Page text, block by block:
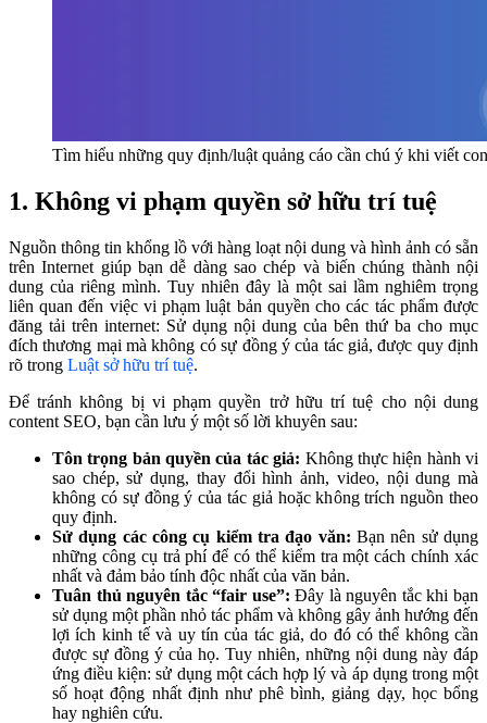
Tìm hiểu những quy định/luật quảng cáo cần chú ý khi viết
1. Không vi phạm quyền sở hữu trí tuệ
Nguồn thông tin khổng lồ với hàng loạt nội dung và hình ảnh có sẵn
trên Internet giúp bạn dễ dàng sao chép và biến chúng thành nội
dung của riêng mình. Tuy nhiên đây là một sai lầm nghiêm trọng
liên quan đến việc vi phạm luật bản quyền cho các tác phẩm được
đăng tải trên internet: Sử dụng nội dung của bên thứ ba cho mục
đích thương mại mà không có sự đồng ý của tác giả, được quy định
rõ trong Luật sở hữu trí tuệ.
Để tránh không bị vi phạm quyền trở hữu trí tuệ cho nội dung
content SEO, bạn cần lưu ý một số lời khuyên sau:
Tôn trọng bản quyền của tác giả: Không thực hiện hành vi
sao chép, sử dụng, thay đổi hình ảnh, video, nội dung mà
không có sự đồng ý của tác giả hoặc không trích nguồn theo
quy định.
Sử dụng các công cụ kiểm tra đạo văn: Bạn nên sử dụng
những công cụ trả phí để có thể kiểm tra một cách chính xác
nhất và đảm bảo tính độc nhất của văn bản.
Tuân thủ nguyên tắc “fair use”: Đây là nguyên tắc khi bạn
sử dụng một phần nhỏ tác phẩm và không gây ảnh hướng đến
lợi ích kinh tế và uy tín của tác giả, do đó có thể không cần
được sự đồng ý của họ. Tuy nhiên, những nội dung này đáp
ứng điều kiện: sử dụng một cách hợp lý và áp dụng trong một
số hoạt động nhất định như phê bình, giảng dạy, học bổng
hay nghiên cứu.